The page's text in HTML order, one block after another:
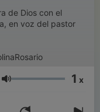
de Dios con el
en voz del pastor
Volumen 1 x